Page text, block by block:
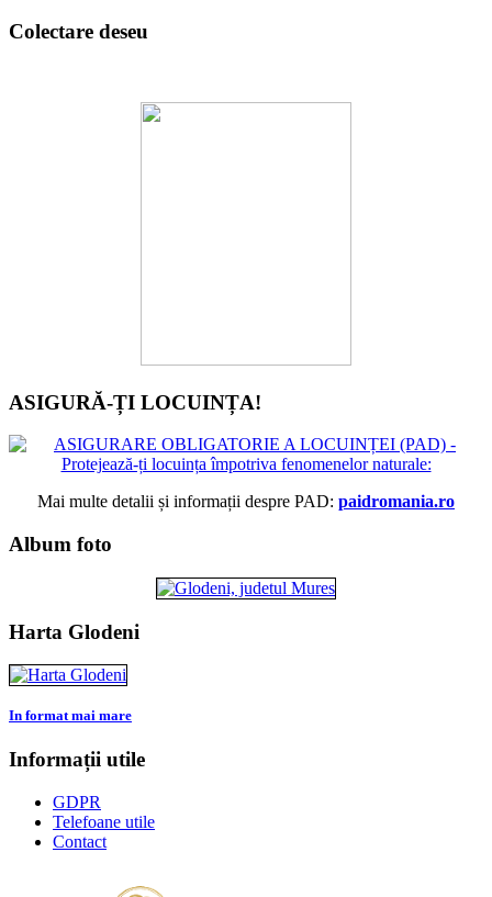
Colectare deseu
ASIGURĂ-ȚI LOCUINȚA!
Mai multe detalii și informații despre PAD: paidromania.ro
Album foto
Harta Glodeni
In format mai mare
Informații utile
GDPR
Telefoane utile
Contact